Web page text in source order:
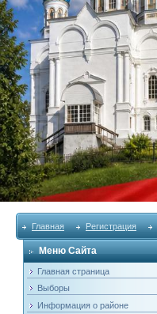
Главная Регистрация
Меню Сайта
Главная страница
Выборы
Информация о районе